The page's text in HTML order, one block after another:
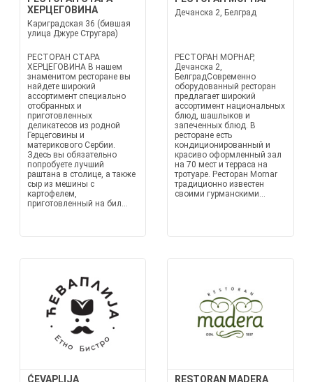
ХЕРЦЕГОВИНА
Кариградская 36 (бившая
улица Джуре Стругара)
РЕСТОРАН СТАРА
ХЕРЦЕГОВИНА В нашем
знаменитом ресторане вы
найдете широкий
ассортимент специально
отобранных и
приготовленных
деликатесов из родной
Герцеговины и
материкового Сербии.
Здесь вы обязательно
попробуете лучший
раштана в столице, а также
сыр из мешины с
картофелем,
приготовленный на бил...
Дечанска 2, Белград
РЕСТОРАН МОРНАР,
Дечанска 2,
БелградСовременно
оборудованный ресторан
предлагает широкий
ассортимент национальных
блюд, шашлыков и
запеченных блюд. В
ресторане есть
кондиционированный и
красиво оформленный зал
на 70 мест и терраса на
тротуаре. Ресторан Мornar
традиционно известен
своими гурманскими...
ĆEVAPLIJA RESTORAN MADERA